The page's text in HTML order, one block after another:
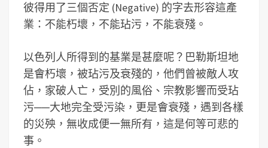
彼得用了三個否定 (Negative) 的字去形容這產
業：不能朽壞，不能玷污，不能衰殘。
以色列人所得到的基業是甚麼呢？巴勒斯坦地
是會朽壞，被玷污及衰殘的，他們曾被敵人攻
佔，家破人亡，受別的風俗、宗教影響而受玷
污──大地完全受污染，更是會衰殘，遇到各樣
的災殃，無收成便一無所有，這是何等可悲的
事。